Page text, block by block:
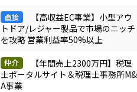
【高収益EC事業】小型アウ
トドア/レジャー製品で市場のニッチ
を攻略 営業利益率50%以上
【年間売上2300万円】税理
士ポータルサイト＆税理士事務所M&
A事業